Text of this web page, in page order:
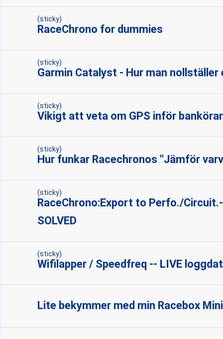
(sticky)
RaceChrono for dummies
(sticky)
Garmin Catalyst - Hur man
(sticky)
Vikigt att veta om GPS inför
(sticky)
Hur funkar Racechronos "Jämför
(sticky)
RaceChrono:Export to Perfo./
SOLVED
(sticky)
Wifilapper / Speedfreq -- LIVE
Lite bekymmer med min Racebox Mini